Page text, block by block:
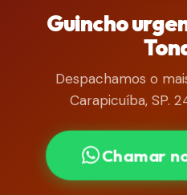
Guincho
Despachamos o
Carapicuíba, SP.
Chamar